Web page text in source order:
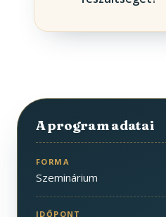
A program adatai
FORMA
Szeminárium
IDŐPONT